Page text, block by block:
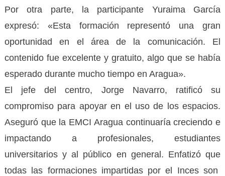
Por otra parte, la participante Yuraima García
expresó: «Esta formación representó una gran
oportunidad en el área de la comunicación. El
contenido fue excelente y gratuito, algo que se había
esperado durante mucho tiempo en Aragua».
El jefe del centro, Jorge Navarro, ratificó su
compromiso para apoyar en el uso de los espacios.
Aseguró que la EMCI Aragua continuaría creciendo e
impactando a profesionales, estudiantes
universitarios y al público en general. Enfatizó que
todas las formaciones impartidas por el Inces son